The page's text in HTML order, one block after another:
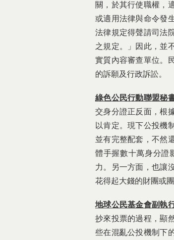
關，於其行使職權，
或適用法律與命令發
法律規定得聲請司法
之規定。」因此，並
實質內容審查單位。
的訴願及行政訴訟。
綠色公民行動聯盟秘
交身分證正反面，根
以肯定。現下公投機
並有完整配套，不然
體手握數十萬身分證
力。另一方面，也讓
花得起大錢的財團或
地球公民基金會副執
抄來投票的過程，顯
些在混亂公投機制下